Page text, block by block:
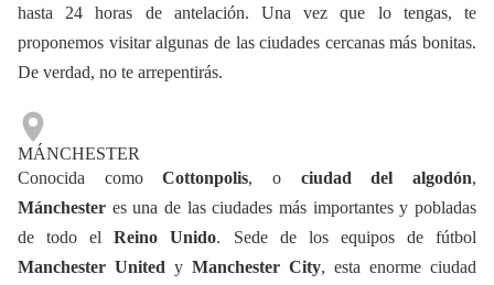
hasta 24 horas de antelación. Una vez que lo tengas, te
proponemos visitar algunas de las ciudades cercanas más bonitas.
De verdad, no te arrepentirás.
MÁNCHESTER
Conocida comoCottonpolis, o ciudad del algodón,
Mánchester es una de las ciudades más importantes y pobladas
de todo elReino Unido. Sede de los equipos de fútbol
Manchester United y Manchester City, esta enorme ciudad